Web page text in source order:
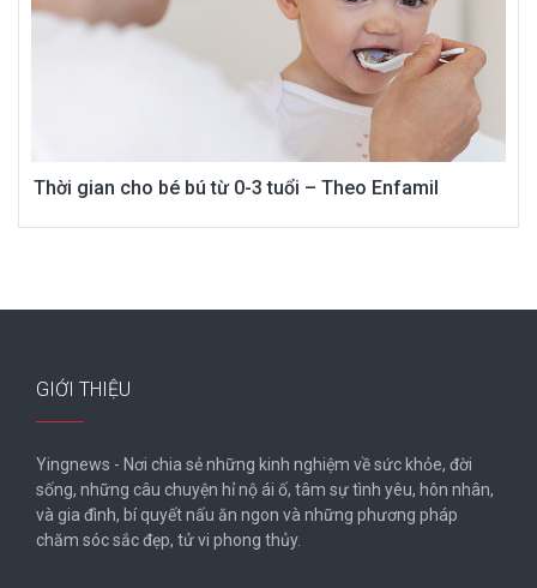
Thời gian cho bé bú từ 0-3 tuổi – Theo Enfamil
GIỚI THIỆU
Yingnews - Nơi chia sẻ những kinh nghiệm về sức khỏe, đời
sống, những câu chuyện hỉ nộ ái ố, tâm sự tình yêu, hôn nhân,
và gia đình, bí quyết nấu ăn ngon và những phương pháp
chăm sóc sắc đẹp, tử vi phong thủy.